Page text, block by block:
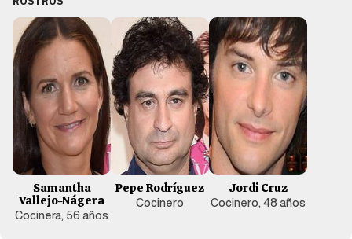
Samantha
Vallejo-Nágera
Cocinera, 56 años
Pepe Rodríguez
Cocinero
Jordi Cruz
Cocinero, 48 años